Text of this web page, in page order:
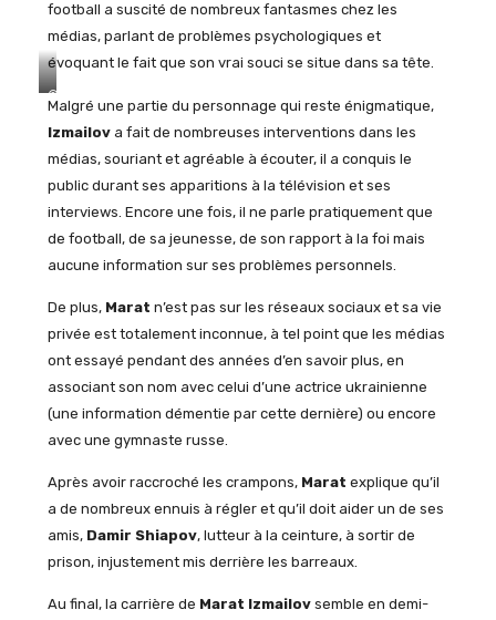
football a suscité de nombreux fantasmes chez les
médias, parlant de problèmes psychologiques et
évoquant le fait que son vrai souci se situe dans sa tête.
©
Wikipedia.org
Malgré une partie du personnage qui reste énigmatique,
Izmailov a fait de nombreuses interventions dans les
médias, souriant et agréable à écouter, il a conquis le
public durant ses apparitions à la télévision et ses
interviews. Encore une fois, il ne parle pratiquement que
de football, de sa jeunesse, de son rapport à la foi mais
aucune information sur ses problèmes personnels.
De plus, Marat n’est pas sur les réseaux sociaux et sa vie
privée est totalement inconnue, à tel point que les médias
ont essayé pendant des années d’en savoir plus, en
associant son nom avec celui d’une actrice ukrainienne
(une information démentie par cette dernière) ou encore
avec une gymnaste russe.
Après avoir raccroché les crampons, Marat explique qu’il
a de nombreux ennuis à régler et qu’il doit aider un de ses
amis, Damir Shiapov, lutteur à la ceinture, à sortir de
prison, injustement mis derrière les barreaux.
Au final, la carrière de Marat Izmailovsemble en demi-